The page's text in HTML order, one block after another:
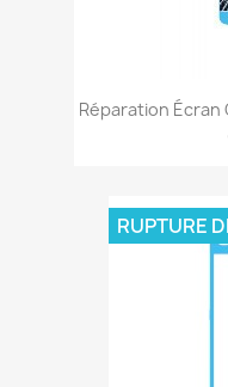
Réparation Écran
RUPTURE